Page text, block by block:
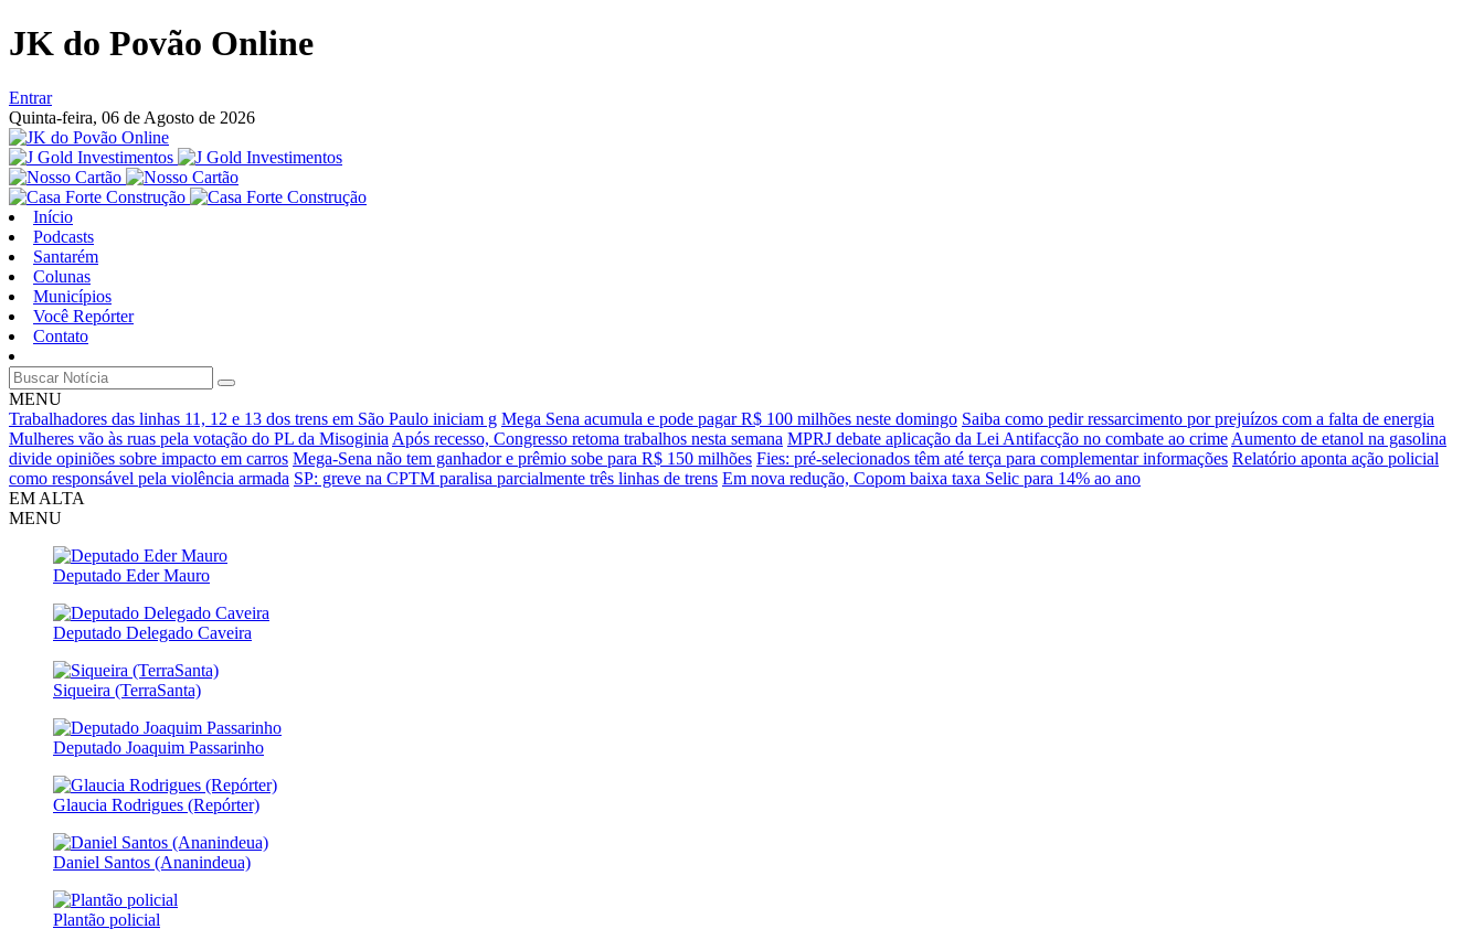
JK do Povão Online
Entrar
Quinta-feira, 06 de Agosto de 2026
Início
Podcasts
Santarém
Colunas
Municípios
Você Repórter
Contato
MENU
Trabalhadores das linhas 11, 12 e 13 dos trens em São Paulo iniciam g Mega Sena acumula e pode pagar R$ 100 milhões neste domingo Saiba como pedir ressarcimento por prejuízos com a falta de energia
Mulheres vão às ruas pela votação do PL da Misoginia Após recesso, Congresso retoma trabalhos nesta semana MPRJ debate aplicação da Lei Antifacção no combate ao crime Aumento de etanol na gasolina
divide opiniões sobre impacto em carros Mega-Sena não tem ganhador e prêmio sobe para R$ 150 milhões Fies: pré-selecionados têm até terça para complementar informações Relatório aponta ação policial
como responsável pela violência armada SP: greve na CPTM paralisa parcialmente três linhas de trens Em nova redução, Copom baixa taxa Selic para 14% ao ano
EM ALTA
MENU
Deputado Eder Mauro
Deputado Delegado Caveira
Siqueira (TerraSanta)
Deputado Joaquim Passarinho
Glaucia Rodrigues (Repórter)
Daniel Santos (Ananindeua)
Plantão policial